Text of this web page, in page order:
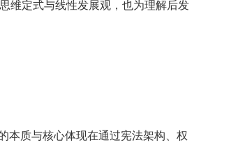
维定式与线性发展观，也为理解后发
本质与核心体现在通过宪法架构、权